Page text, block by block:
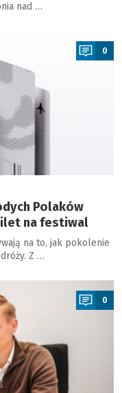
nad …
0
Polaków
na festiwal
na to, jak pokolenie
Z …
0